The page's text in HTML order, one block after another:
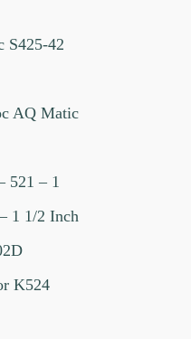
S425-42
AQ Matic
521 – 1
1 1/2 Inch
K524